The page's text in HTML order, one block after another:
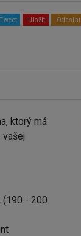
Uložit Odeslat
ktorý má
vašej
(190 - 200